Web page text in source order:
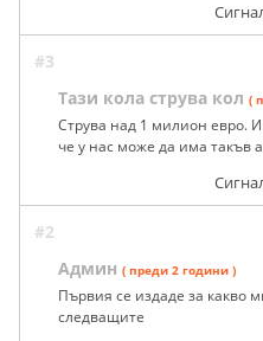
#3
Тази кола струва кол (
Струва над 1 милион евро.
че у нас може да има такъв
#2
Админ ( преди 2 години )
Първия се издаде за какво
следващите